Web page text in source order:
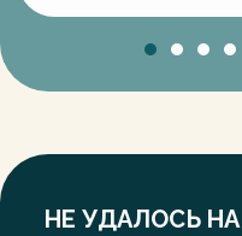
НЕ УДАЛОСЬ